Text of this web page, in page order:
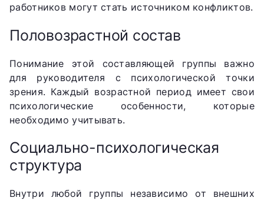
работников могут стать источником конфликтов.
Половозрастной состав
Понимание этой составляющей группы важно
для руководителя с психологической точки
зрения. Каждый возрастной период имеет свои
психологические особенности, которые
необходимо учитывать.
Социально-психологическая
структура
Внутри любой группы независимо от внешних